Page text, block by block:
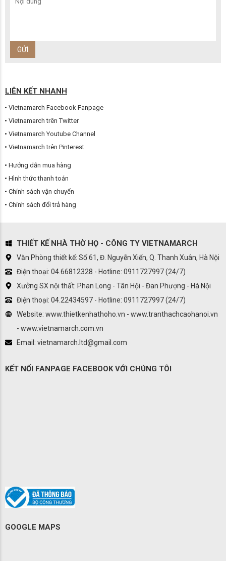
LIÊN KẾT NHANH
Vietnamarch Facebook Fanpage
Vietnamarch trên Twitter
Vietnamarch Youtube Channel
Vietnamarch trên Pinterest
Hướng dẫn mua hàng
Hình thức thanh toán
Chính sách vận chuyển
Chính sách đổi trả hàng
THIẾT KẾ NHÀ THỜ HỌ - CÔNG TY VIETNAMARCH
Văn Phòng thiết kế: Số 61, Đ. Nguyễn Xiển, Q. Thanh Xuân, Hà Nội
Điện thoại: 04.66812328 - Hotline: 0911727997 (24/7)
Xưởng SX nội thất: Phan Long - Tân Hội - Đan Phượng - Hà Nội
Điện thoại: 04.22434597 - Hotline: 0911727997 (24/7)
Website: www.thietkenhathoho.vn - www.tranthachcaohanoi.vn
- www.vietnamarch.com.vn
Email: vietnamarch.ltd@gmail.com
KẾT NỐI FANPAGE FACEBOOK VỚI CHÚNG TÔI
GOOGLE MAPS